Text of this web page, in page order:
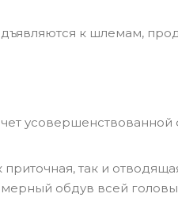
к шлемам,
так и
обдув всей